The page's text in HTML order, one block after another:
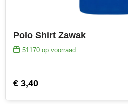
Polo Shirt Zawak
51170op voorraad
€ 3,40